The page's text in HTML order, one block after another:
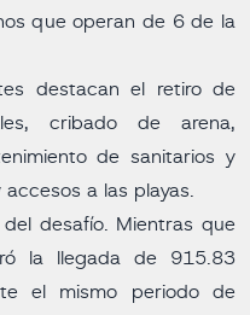
que operan de 6 de la
destacan el retiro de
cribado de arena,
de sanitarios y
a las playas.
desafío. Mientras que
la llegada de 915.83
el mismo periodo de